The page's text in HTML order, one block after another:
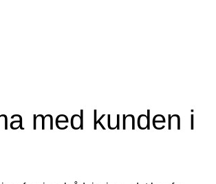
med kunden i